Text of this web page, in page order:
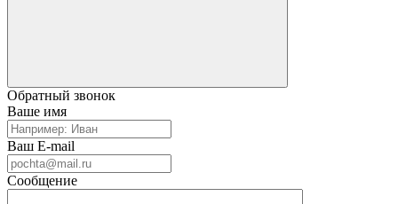
Обратный звонок
Ваше имя
Ваш E-mail
Сообщение